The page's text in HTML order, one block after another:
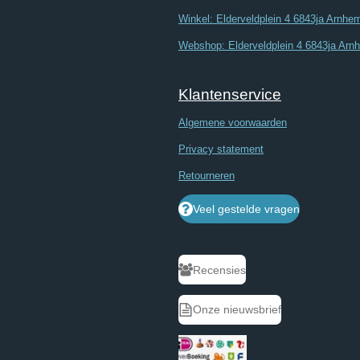
Winkel: Elderveldplein 4 6843ja
Webshop: Elderveldplein 4 6843ja
Klantenservice
Algemene voorwaarden
Privacy statement
Retourneren
Veel gestelde vragen
Recensies
Onze nieuwsbrief